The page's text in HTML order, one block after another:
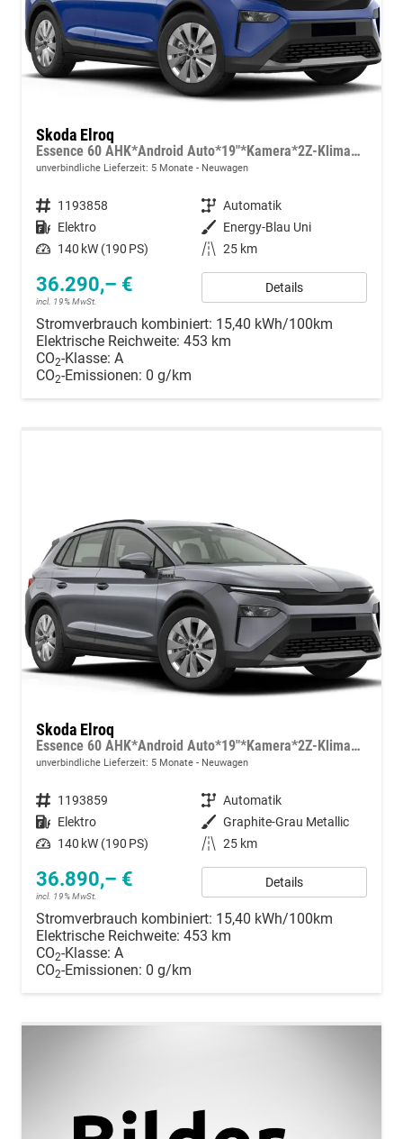
Skoda Elroq
Essence 60 AHK*Android Auto*19"*Kamera*2Z-Klimaauto*Totwinkel*LED*Tempomat
unverbindliche Lieferzeit: 5 Monate Neuwagen
Fahrzeugnummer 1193858 Getriebe Automatik
Kraftstoff Elektro Außenfarbe Energy-Blau Uni
Leistung 140 kW (190 PS) Kilometerstand 25 km
36.290,– €
incl. 19% MwSt.
Details
Stromverbrauch kombiniert: 15,40 kWh/100km
Elektrische Reichweite: 453 km
CO2-Klasse: A
CO2-Emissionen: 0 g/km
Skoda Elroq
Essence 60 AHK*Android Auto*19"*Kamera*2Z-Klimaauto*Totwinkel*LED*Tempomat
unverbindliche Lieferzeit: 5 Monate Neuwagen
Fahrzeugnummer 1193859 Getriebe Automatik
Kraftstoff Elektro Außenfarbe Graphite-Grau Metallic
Leistung 140 kW (190 PS) Kilometerstand 25 km
36.890,– €
incl. 19% MwSt.
Details
Stromverbrauch kombiniert: 15,40 kWh/100km
Elektrische Reichweite: 453 km
CO2-Klasse: A
CO2-Emissionen: 0 g/km